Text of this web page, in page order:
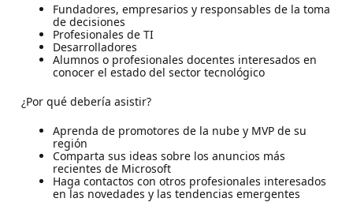
Fundadores, empresarios y responsables de la toma
de decisiones
Profesionales de TI
Desarrolladores
Alumnos o profesionales docentes interesados en
conocer el estado del sector tecnológico
¿Por qué debería asistir?
Aprenda de promotores de la nube y MVP de su
región
Comparta sus ideas sobre los anuncios más
recientes de Microsoft
Haga contactos con otros profesionales interesados
en las novedades y las tendencias emergentes